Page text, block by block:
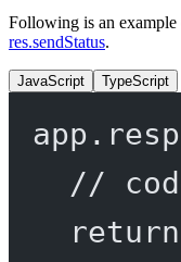
Following is an
res.sendStatus.
JavaScript TypeScript
//
return